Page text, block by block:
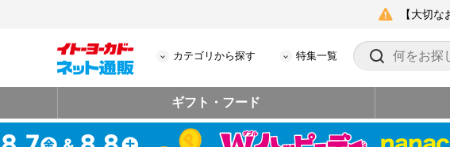
【大切
カテゴリから探す 特集一覧
ギフト・フード